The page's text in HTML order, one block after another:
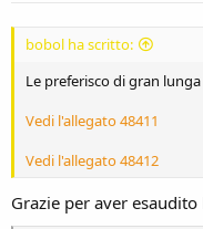
bobol ha scritto:
Le preferisco di gran lunga
Vedi l'allegato 48411
Vedi l'allegato 48412
Grazie per aver